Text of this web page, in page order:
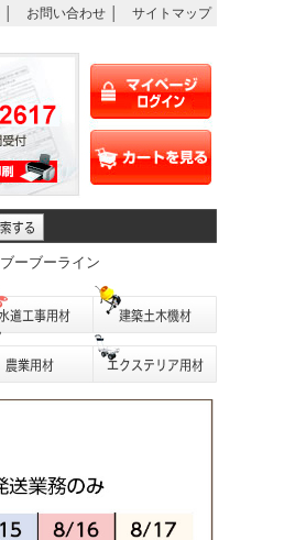
お問い合わせ サイトマップ
ブーブーライン